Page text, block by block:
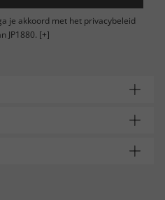
je akkoord met het privacybeleid
JP1880. [+]